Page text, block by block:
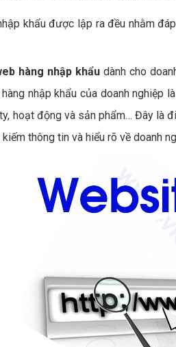
khẩu được lập ra đều nhằm
hàng nhập khẩu dành cho
nhập khẩu của doanh nghiệp
hoạt động và sản phẩm… Đây là
thông tin và hiểu rõ về doanh